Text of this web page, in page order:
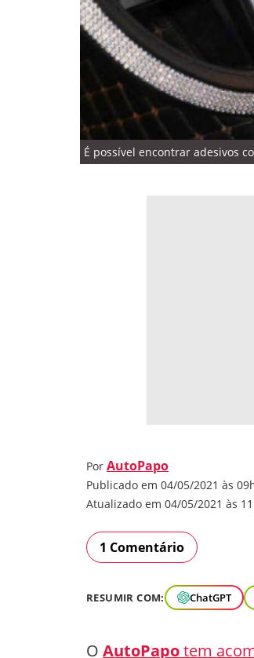
É possível encontrar adesivos
Por AutoPapo
Publicado em 04/05/2021 às
Atualizado em 04/05/2021 às
1 Comentário
RESUMIR COM: ChatGPT
O AutoPapotem